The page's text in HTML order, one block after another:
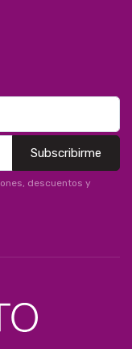
Subscribirme
descuentos y